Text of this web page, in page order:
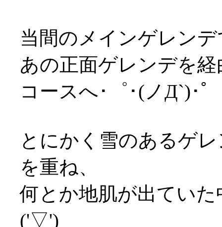
当間のメインゲレン
あの正面ゲレンデを
コースへ･゜･(ノД`)･
とにかく雪のあるゲ
を重ね、
何とか地肌が出てい
('▽')